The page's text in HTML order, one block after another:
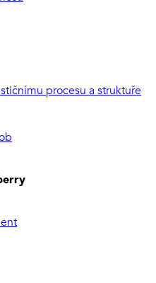
procesu a struktuře